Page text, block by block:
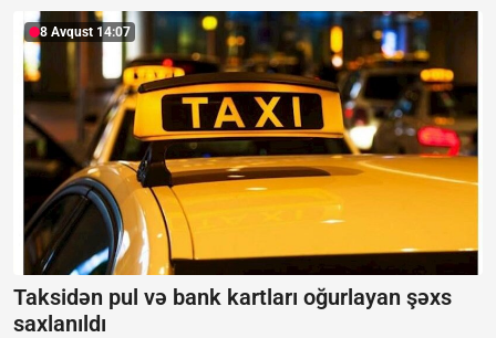
8 Avqust 14:07
Taksidən pul və bank kartları oğurlayan şəxs
saxlanıldı